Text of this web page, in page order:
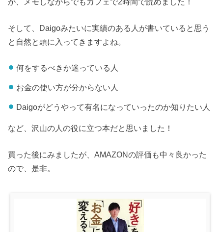
そして、Daigoみたいに実績のある人が書いていると思う
と自然と頭に入ってきますよね。
何をするべきか迷っている人
お金の使い方が分からない人
Daigoがどうやって有名になっていったのか知りたい人
など、沢山の人の役に立つ本だと思いました！
買った後にみましたが、AMAZONの評価も中々良かった
ので、是非。